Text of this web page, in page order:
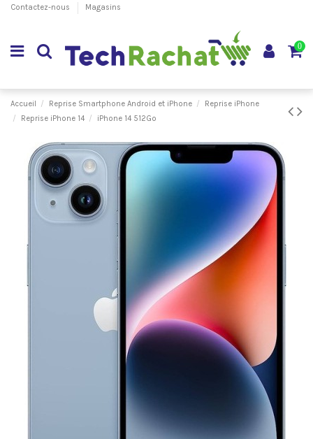
Contactez-nous Magasins
0
Accueil Reprise Smartphone Android et iPhone
Reprise iPhone
Reprise iPhone 14
iPhone 14 512Go